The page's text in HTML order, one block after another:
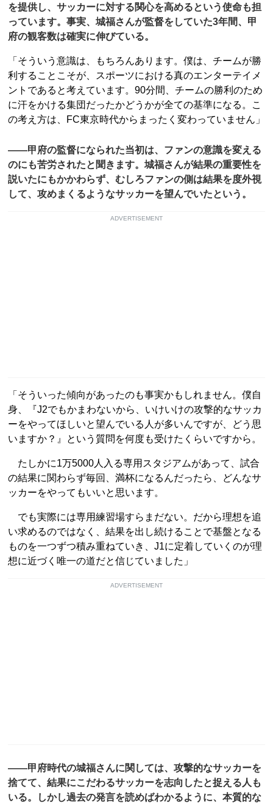
を提供し、サッカーに対する関心を高めるという使命も担
っています。事実、城福さんが監督をしていた3年間、甲
府の観客数は確実に伸びている。
「そういう意識は、もちろんあります。僕は、チームが勝
利することこそが、スポーツにおける真のエンターテイメ
ントであると考えています。90分間、チームの勝利のため
に汗をかける集団だったかどうかが全ての基準になる。こ
の考え方は、FC東京時代からまったく変わっていません」
――甲府の監督になられた当初は、ファンの意識を変える
のにも苦労されたと聞きます。城福さんが結果の重要性を
説いたにもかかわらず、むしろファンの側は結果を度外視
して、攻めまくるようなサッカーを望んでいたという。
ADVERTISEMENT
「そういった傾向があったのも事実かもしれません。僕自
身、『J2でもかまわないから、いけいけの攻撃的なサッカ
ーをやってほしいと望んでいる人が多いんですが、どう思
いますか？』という質問を何度も受けたくらいですから。
たしかに1万5000人入る専用スタジアムがあって、試合
の結果に関わらず毎回、満杯になるんだったら、どんなサ
ッカーをやってもいいと思います。
でも実際には専用練習場すらまだない。だから理想を追
い求めるのではなく、結果を出し続けることで基盤となる
ものを一つずつ積み重ねていき、J1に定着していくのが理
想に近づく唯一の道だと信じていました」
ADVERTISEMENT
――甲府時代の城福さんに関しては、攻撃的なサッカーを
捨てて、結果にこだわるサッカーを志向したと捉える人も
いる。しかし過去の発言を読めばわかるように、本質的な